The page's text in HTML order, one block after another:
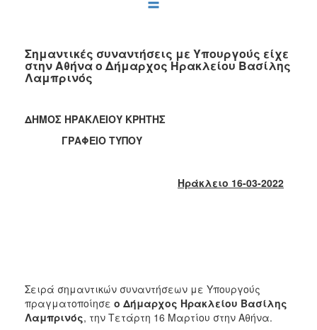
2022
2021
2019
2018
2010
2006
Σημαντικές συναντήσεις με Υπουργούς είχε
στην Αθήνα ο Δήμαρχος Ηρακλείου Βασίλης
Λαμπρινός
ΔΗΜΟΣ ΗΡΑΚΛΕΙΟΥ ΚΡΗΤΗΣ
ΓΡΑΦΕΙΟ ΤΥΠΟΥ
Ηράκλειο 16-03-2022
Σειρά σημαντικών συναντήσεων με Υπουργούς
πραγματοποίησε ο Δήμαρχος Ηρακλείου Βασίλης
Λαμπρινός, την Τετάρτη 16 Μαρτίου στην Αθήνα.